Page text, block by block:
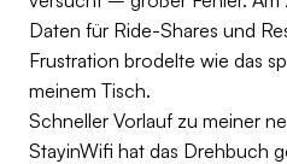
Daten für Ride-Shares und
Frustration brodelte wie das
meinem Tisch.
Schneller Vorlauf zu meiner
StayinWifi hat das Drehbuch